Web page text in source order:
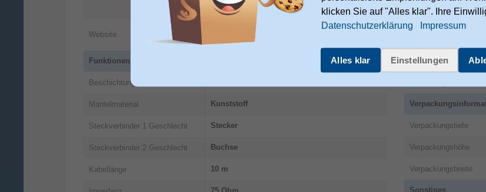
DE
Website
https://countries.hama.com/legal/corporate-
information
Funktionen
Beschichtung Steckerkontakte
Mantelmaterial Kunststoff
Steckverbinder 1 Geschlecht Stecker
Steckverbinder 2 Geschlecht Buchse
Kabellänge 10 m
Nachhaltigkeit
Verpackungstiefe
Verpackungshöhe
Verpackungsbreite
Sonstiges
klicken Sie auf "Alles klar". Ihre
Datenschutzerklärung
Impressum
Alles klar Einstellungen